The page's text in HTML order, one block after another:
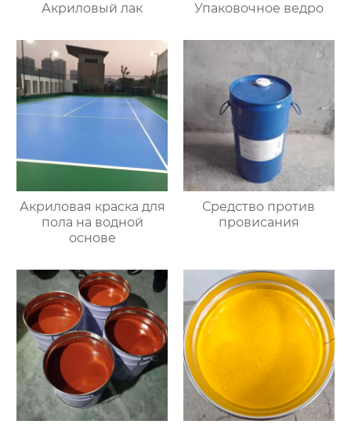
Акриловый лак Упаковочное ведро
Акриловая краска для
пола на водной
основе
Средство против
провисания